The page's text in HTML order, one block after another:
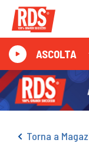
ASCOLTA
Torna a